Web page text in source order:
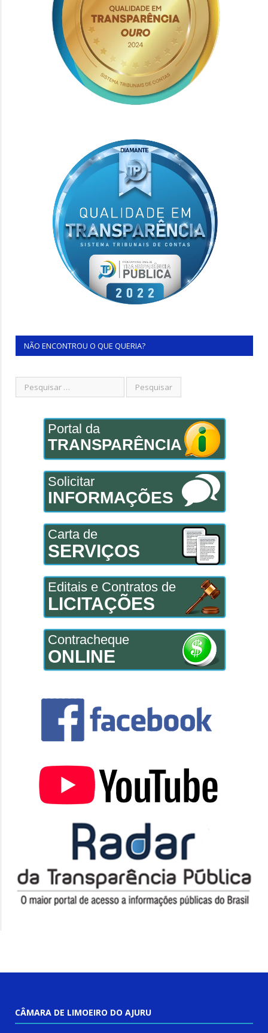
NÃO ENCONTROU O QUE QUERIA?
Portal da
TRANSPARÊNCIA
Solicitar
INFORMAÇÕES
Carta de
SERVIÇOS
Editais e Contratos de
LICITAÇÕES
Contracheque
ONLINE
CÂMARA DE LIMOEIRO DO AJURU